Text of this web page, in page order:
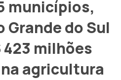
municípios,
Grande do Sul
423 milhões
agricultura